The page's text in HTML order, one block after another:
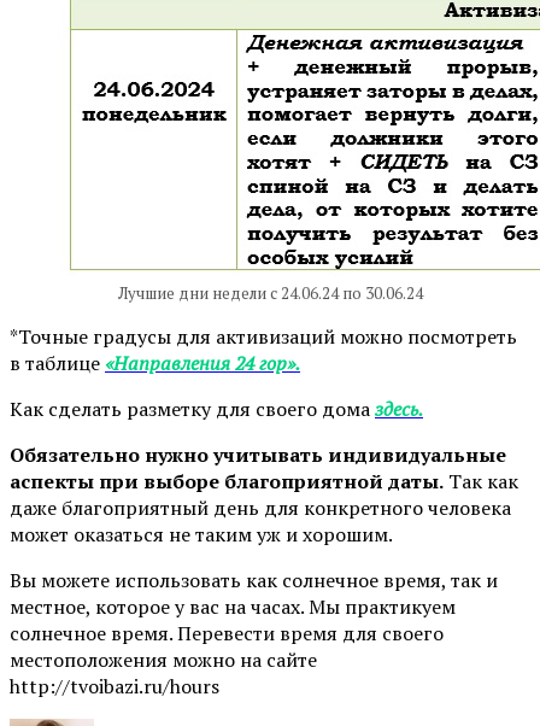
Лучшие дни недели с 24.06.24 по 30.06.24
*Точные градусы для активизаций можно посмотреть
в таблице«Направления 24 гор».
Как сделать разметку для своего домаздесь.
Обязательно нужно учитывать индивидуальные
аспекты при выборе благоприятной даты. Так как
даже благоприятный день для конкретного человека
может оказаться не таким уж и хорошим.
Вы можете использовать как солнечное время, так и
местное, которое у вас на часах. Мы практикуем
солнечное время. Перевести время для своего
местоположения можно на сайте
http://tvoibazi.ru/hours